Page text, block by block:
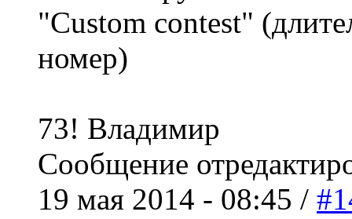
"Custom contest"
номер)
73! Владимир
Сообщение
19 мая 2014 - 08:45 /